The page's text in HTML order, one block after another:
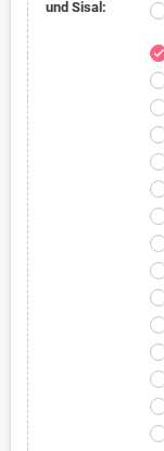
und Sisal:
check